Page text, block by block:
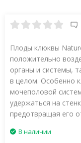
Плоды клюквы
положительно
органы и системы,
в целом. Особенно
мочеполовой
удержаться на
предотвращая его
В наличии